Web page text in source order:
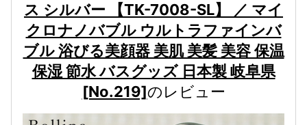
ス シルバー 【TK-7008-SL】 ／ マイ
クロナノバブル ウルトラファインバ
ブル 浴びる美顔器 美肌 美髪 美容 保温
保湿 節水 バスグッズ 日本製 岐阜県
[No.219]のレビュー